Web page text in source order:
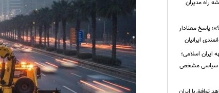
راه مدیران
پاسخ معنادار
ایرانیان
اسلامی؛
سیاسی مشخص